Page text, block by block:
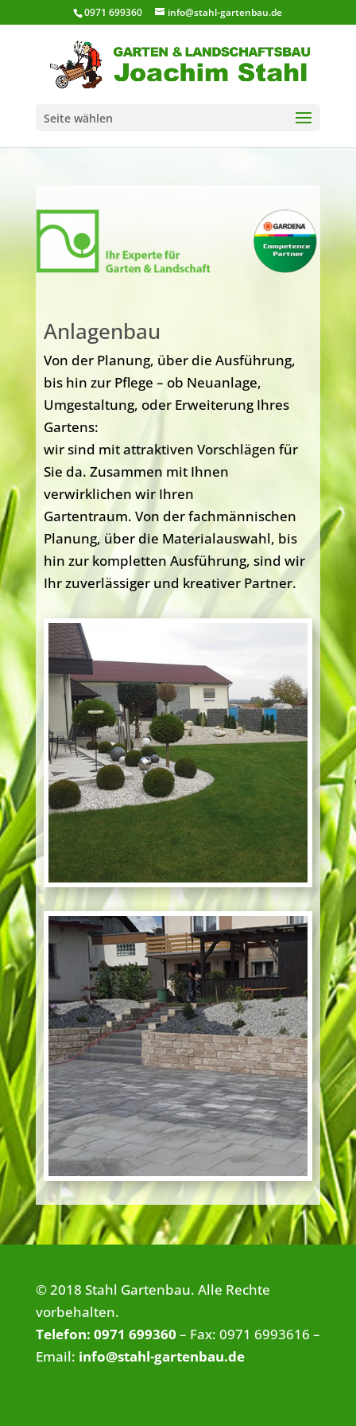
0971 699360 info@stahl-gartenbau.de
Seite wählen
Anlagenbau
Von der Planung, über die Ausführung,
bis hin zur Pflege – ob Neuanlage,
Umgestaltung, oder Erweiterung Ihres
Gartens:
wir sind mit attraktiven Vorschlägen für
Sie da. Zusammen mit Ihnen
verwirklichen wir Ihren
Gartentraum. Von der fachmännischen
Planung, über die Materialauswahl, bis
hin zur kompletten Ausführung, sind wir
Ihr zuverlässiger und kreativer Partner.
© 2018 Stahl Gartenbau. Alle Rechte
vorbehalten.
Telefon: 0971 699360 – Fax: 0971 6993616 –
Email: info@stahl-gartenbau.de